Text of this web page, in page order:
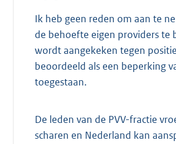
Ik heb geen reden om aan te
de behoefte eigen providers te
wordt aangekeken tegen
beoordeeld als een beperking
toegestaan.
De leden van de PVV-fractie
scharen en Nederland kan